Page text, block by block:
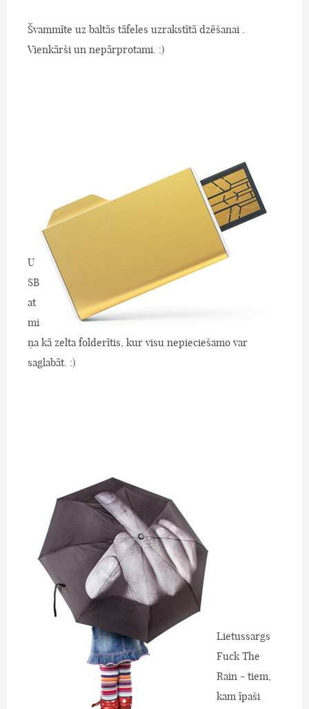
Švammīte uz baltās tāfeles uzrakstītā dzēšanai .
Vienkārši un nepārprotami. :)
U
SB
at
mi
ņa kā zelta folderītis, kur visu nepieciešamo var
saglabāt. :)
Lietussargs
Fuck The
Rain - tiem,
kam īpaši